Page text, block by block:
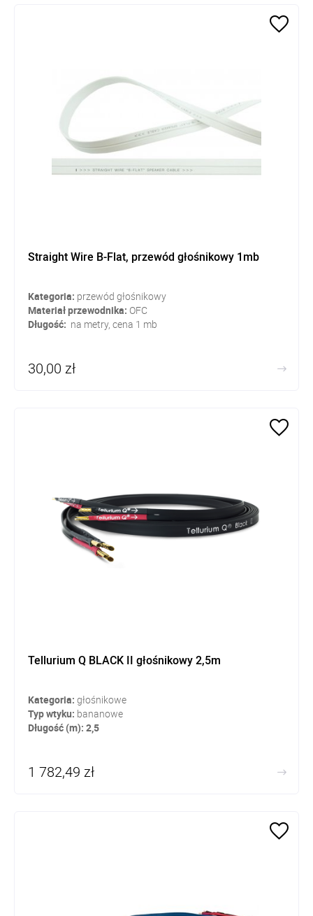
Straight Wire B-Flat, przewód głośnikowy 1mb
Kategoria: przewód głośnikowy
Materiał przewodnika: OFC
Długość: na metry, cena 1 mb
30,00 zł
Tellurium Q BLACK II głośnikowy 2,5m
Kategoria: głośnikowe
Typ wtyku: bananowe
Długość (m): 2,5
1 782,49 zł